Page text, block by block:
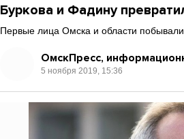
Буркова и Фадину
Первые лица Омска и области
ОмскПресс,
5 ноября 2019, 15:36